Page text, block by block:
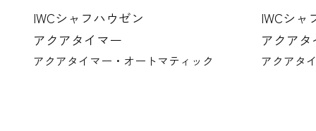
IWCシャフハウゼン
アクアタイマー
アクアタイマー・オートマティック
IWCシャ
アクア
アクアタ